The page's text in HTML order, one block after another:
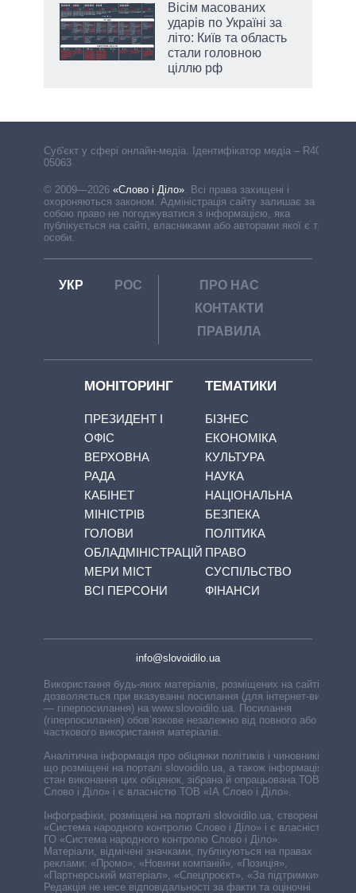
Вісім масованих
ударів по Україні за
літо: Київ та область
стали головною
ціллю рф
Cуб'єкт у сфері онлайн-медіа. Ідентифікатор медіа – R40-
05063
© 2009—2026 «Слово і Діло». Всі права захищені і
охороняються законом. Адміністрація сайту залишає за
собою право не погоджуватися з інформацією, яка
публікується на сайті, власниками або авторами якої є треті
особи.
УКР РОС
ПРО НАС
КОНТАКТИ
ПРАВИЛА
МОНІТОРИНГ
ПРЕЗИДЕНТ І
ОФІС
ВЕРХОВНА
РАДА
КАБІНЕТ
МІНІСТРІВ
ГОЛОВИ
ОБЛАДМІНІСТРАЦІЙ
МЕРИ МІСТ
ВСІ ПЕРСОНИ
ТЕМАТИКИ
БІЗНЕС
ЕКОНОМІКА
КУЛЬТУРА
НАУКА
НАЦІОНАЛЬНА
БЕЗПЕКА
ПОЛІТИКА
ПРАВО
СУСПІЛЬСТВО
ФІНАНСИ
info@slovoidilo.ua
Використання будь-яких матеріалів, розміщених на сайті,
дозволяється при вказуванні посилання (для інтернет-видань
— гіперпосилання) на www.slovoidilo.ua. Посилання
(гіперпосилання) обов’язкове незалежно від повного або
часткового використання матеріалів.
Аналітична інформація про обіцянки політиків і чиновників,
що розміщені на порталі slovoidilo.ua, а також інформація про
стан виконання цих обіцянок, зібрана й опрацьована ТОВ «ІА
Слово і Діло» і є власністю ТОВ «ІА Слово і Діло».
Інфографіки, розміщені на порталі slovoidilo.ua, створені ГО
«Система народного контролю Слово і Діло» і є власністю
ГО «Система народного контролю Слово і Діло».
Матеріали, відмічені значками, публікуються на правах
реклами: «Промо», «Новини компаній», «Позиція»,
«Партнерський матеріал», «Спецпроєкт», «За підтримки».
Редакція не несе відповідальності за факти та оціночні